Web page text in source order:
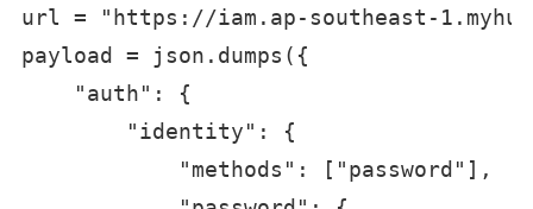
url = "https://iam.ap-southeast-
payload = json.dumps({
    "auth": {
        "identity": {
            "methods": ["password"],